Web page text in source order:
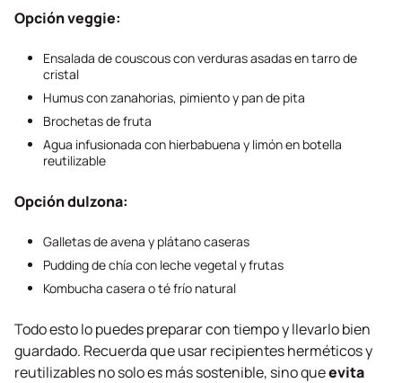
Opción veggie:
Ensalada de couscous con verduras asadas en tarro de
cristal
Humus con zanahorias, pimiento y pan de pita
Brochetas de fruta
Agua infusionada con hierbabuena y limón en botella
reutilizable
Opción dulzona:
Galletas de avena y plátano caseras
Pudding de chía con leche vegetal y frutas
Kombucha casera o té frío natural
Todo esto lo puedes preparar con tiempo y llevarlo bien
guardado. Recuerda que usar recipientes herméticos y
reutilizables no solo es más sostenible, sino queevita